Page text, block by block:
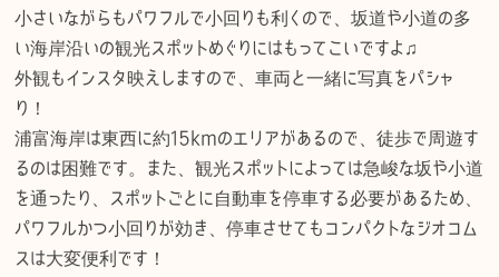
小さいながらもパワフルで小回りも利くので、坂道や小道の多
い海岸沿いの観光スポットめぐりにはもってこいですよ♫
外観もインスタ映えしますので、車両と一緒に写真をパシャ
り！
浦富海岸は東西に約15kmのエリアがあるので、徒歩で周遊す
るのは困難です。また、観光スポットによっては急峻な坂や小道
を通ったり、スポットごとに自動車を停車する必要があるため、
パワフルかつ小回りが効き、停車させてもコンパクトなジオコム
スは大変便利です！